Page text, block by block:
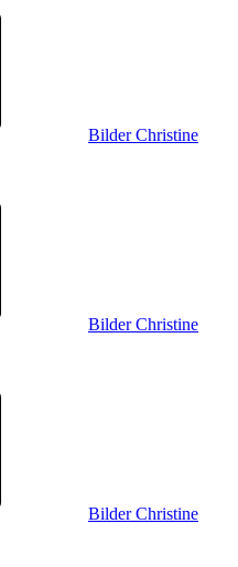
Bilder Christine
Bilder Christine
Bilder Christine